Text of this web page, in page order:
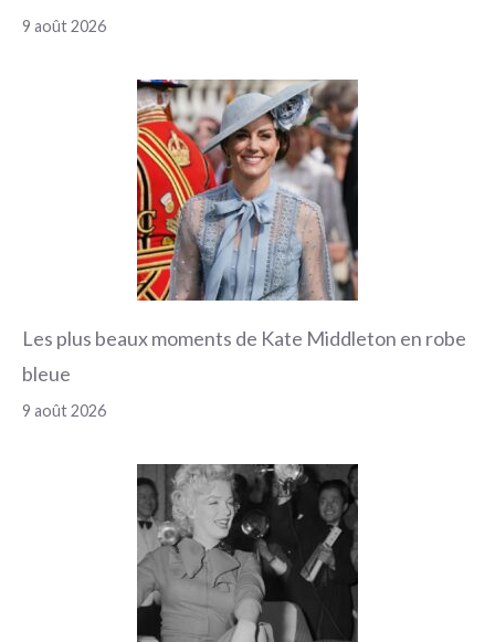
9 août 2026
Les plus beaux moments de Kate Middleton en robe
bleue
9 août 2026